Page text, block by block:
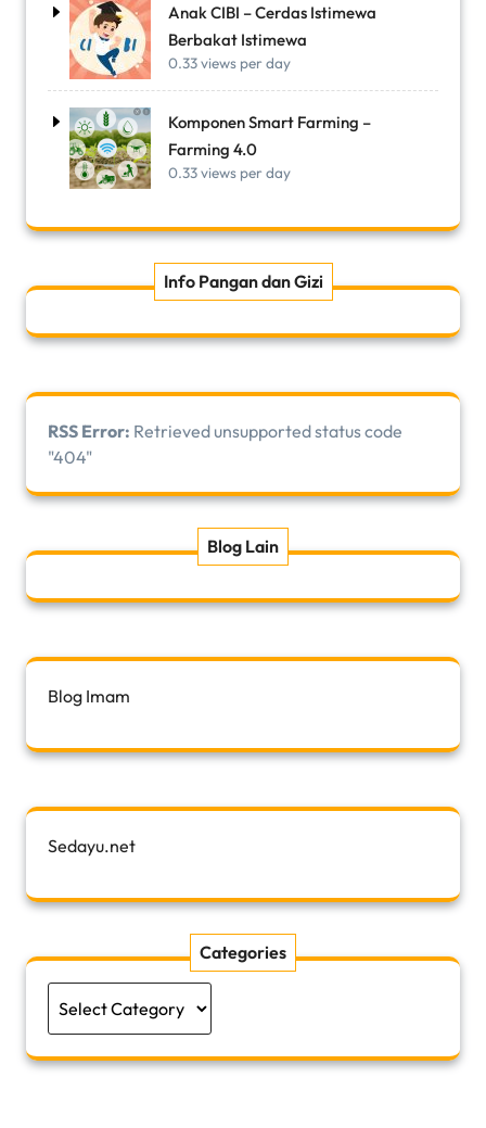
Anak CIBI – Cerdas Istimewa
Berbakat Istimewa
0.33 views per day
Komponen Smart Farming –
Farming 4.0
0.33 views per day
Info Pangan dan Gizi
RSS Error: Retrieved unsupported status code
"404"
Blog Lain
Blog Imam
Sedayu.net
Categories